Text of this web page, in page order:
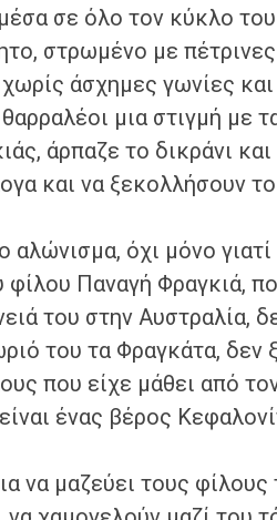
σε όλο τον κύκλο
στρωμένο με
άσχημες γωνίες
μια στιγμή με
άρπαζε το δικράνι
και να ξεκολλήσουν
όχι μόνο
φίλου Παναγή Φραγκιά,
του στην Αυστραλία,
του τα Φραγκάτα, δεν
που είχε μάθει από
ένας βέρος
να μαζεύει τους